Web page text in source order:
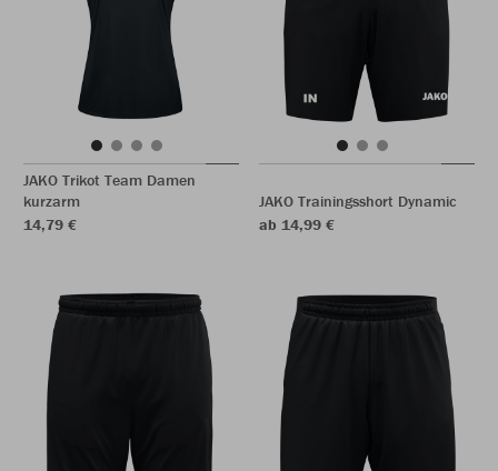
JAKO Trikot Team Damen
kurzarm
14,79 €
JAKO Trainingsshort Dynamic
ab 14,99 €